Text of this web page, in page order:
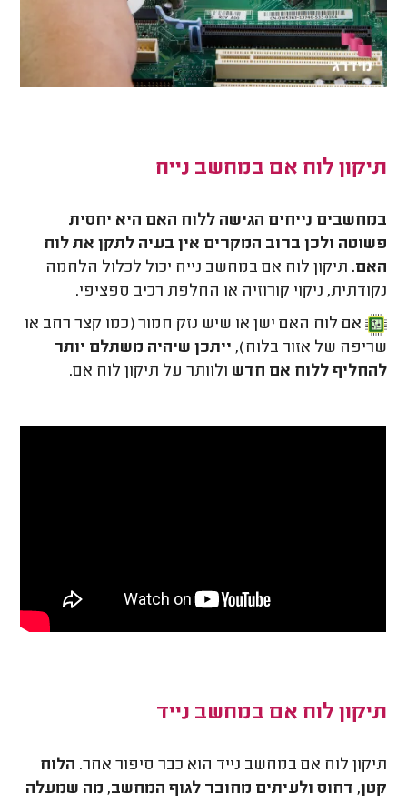
תיקון לוח אם במחשב נייח
במחשבים נייחים הגישה ללוח האם היא יחסית
פשוטה ולכן ברוב המקרים אין בעיה לתקן את לוח
האם. תיקון לוח אם במחשב נייח יכול לכלול הלחמה
נקודתית, ניקוי קורוזיה או החלפת רכיב ספציפי.
אם לוח האם ישן או שיש נזק חמור (כמו קצר רחב או
שריפה של אזור בלוח), ייתכן שיהיה משתלם יותר
להחליף ללוח אם חדש ולוותר על תיקון לוח אם.
תיקון לוח אם במחשב נייד
תיקון לוח אם במחשב נייד הוא כבר סיפור אחר. הלוח
קטן, דחוס ולעיתים מחובר לגוף המחשב, מה שמעלה